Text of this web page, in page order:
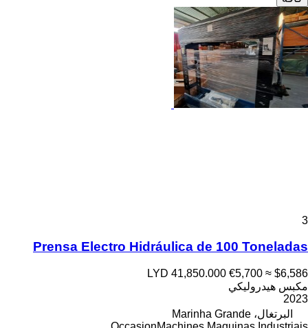
3
Prensa Electro Hidráulica de 100 Toneladas
LYD 41,850.000 €5,700 ≈ $6,586
مكبس هيدروليكي
2023
البرتغال، Marinha Grande